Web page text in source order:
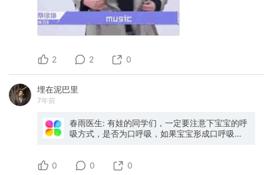
2 2 0
埋在泥巴里
7年前
春雨医生: 有娃的同学们，一定要注意下宝宝的呼
吸方式，是否为口呼吸，如果宝宝形成口呼吸的
0
0 0